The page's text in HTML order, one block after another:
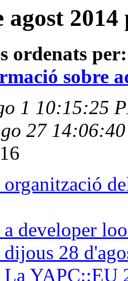
agost
ordenats per:
sobre
1 10:15:25
27
16
developer
28
YAPC::EU